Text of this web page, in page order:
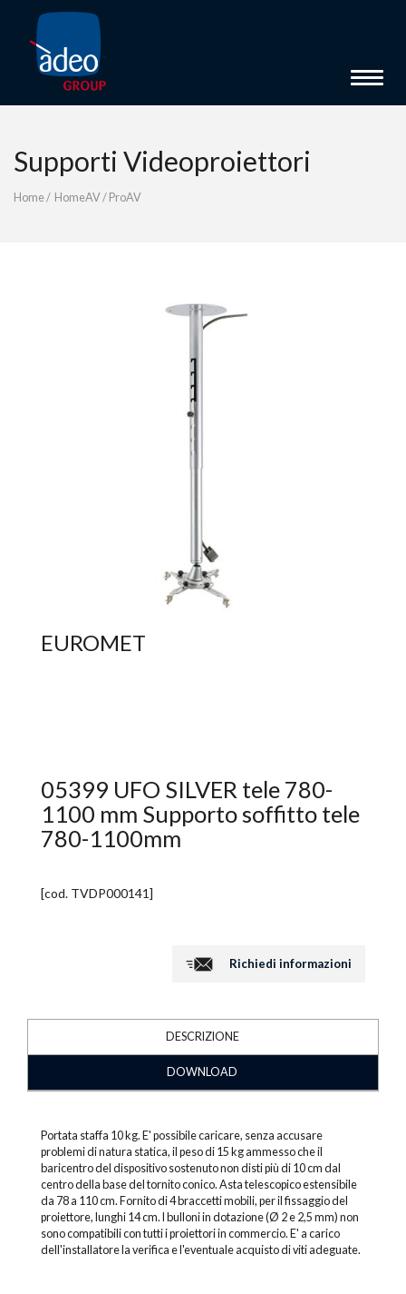
Toggle
Supporti Videoproiettori
Home/ HomeAV/ ProAV
EUROMET
05399 UFO SILVER tele 780-
1100 mm Supporto soffitto tele
780-1100mm
[cod. TVDP000141]
Richiedi informazioni
DESCRIZIONE
DOWNLOAD
Portata staffa 10 kg. E' possibile caricare, senza accusare
problemi di natura statica, il peso di 15 kg ammesso che il
baricentro del dispositivo sostenuto non disti più di 10 cm dal
centro della base del tornito conico. Asta telescopico estensibile
da 78 a 110 cm. Fornito di 4 braccetti mobili, per il fissaggio del
proiettore, lunghi 14 cm. I bulloni in dotazione (Ø 2 e 2,5 mm) non
sono compatibili con tutti i proiettori in commercio. E' a carico
dell'installatore la verifica e l'eventuale acquisto di viti adeguate.